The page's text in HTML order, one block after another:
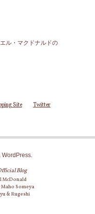
ル・マクドナルドの
Site Twitter
WordPress
Blog
McDonald
Someya
& Rugeshi